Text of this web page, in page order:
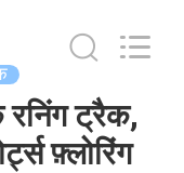
रनिंग ट्रैक,
फ़्लोरिंग